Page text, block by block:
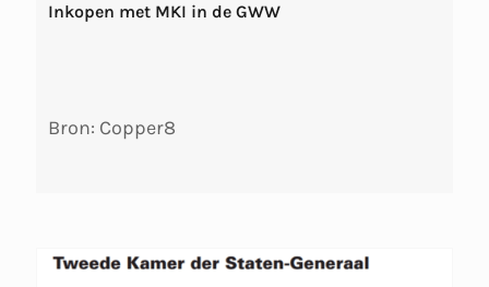
Inkopen met MKI in de GWW
Bron: Copper8